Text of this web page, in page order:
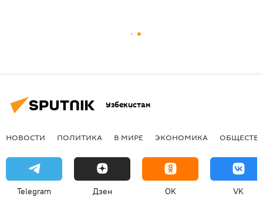
Узбекистан
НОВОСТИ ПОЛИТИКА В МИРЕ ЭКОНОМИКА
Telegram Дзен OK VK